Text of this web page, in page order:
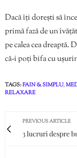
Dacă îți dorești să
primă fază de un
pe calea cea dreaptă.
că-i poți bifa cu
TAGS:FAIN & SIMPLU,
RELAXARE
PREVIOUS ARTICLE
3 lucruri despre